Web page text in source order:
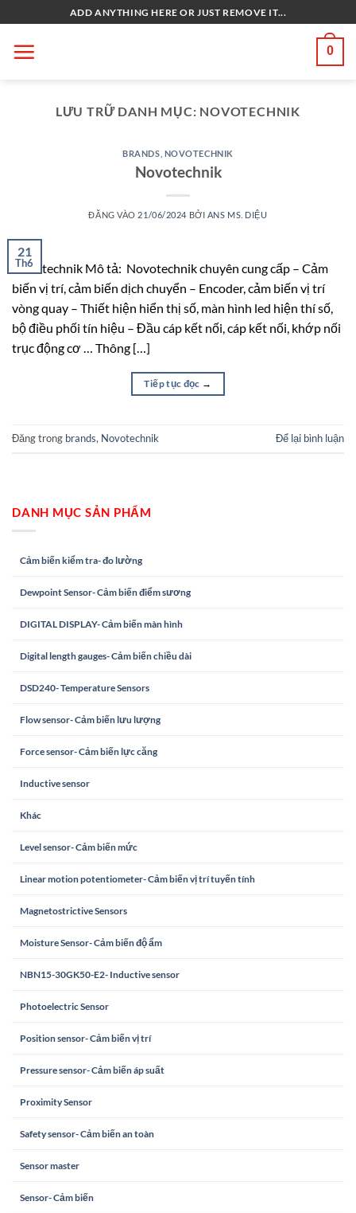
qua
nội
ADD ANYTHING HERE OR JUST REMOVE IT...
0
LƯU TRỮ DANH MỤC: NOVOTECHNIK
BRANDS NOVOTECHNIK
Novotechnik
ĐĂNG VÀO 21/06/2024 BỞI ANS MS. DIỆU
21
Th6
Novotechnik Mô tả: Novotechnik chuyên cung cấp – Cảm
biến vị trí, cảm biến dịch chuyển – Encoder, cảm biến vị trí
vòng quay – Thiết hiện hiển thị số, màn hình led hiện thí số,
bộ điều phối tín hiệu – Đầu cáp kết nối, cáp kết nối, khớp nối
trục động cơ … Thông […]
Tiếp tục đọc →
Đăng trong brands, Novotechnik Để lại bình luận
DANH MỤC SẢN PHẨM
Cảm biến kiểm tra- đo lường
Dewpoint Sensor- Cảm biến điểm sương
DIGITAL DISPLAY- Cảm biến màn hình
Digital length gauges- Cảm biến chiều dài
DSD240- Temperature Sensors
Flow sensor- Cảm biến lưu lượng
Force sensor- Cảm biến lực căng
Inductive sensor
Khác
Level sensor- Cảm biến mức
Linear motion potentiometer- Cảm biến vị trí tuyến tính
Magnetostrictive Sensors
Moisture Sensor- Cảm biến độ ẩm
NBN15-30GK50-E2- Inductive sensor
Photoelectric Sensor
Position sensor- Cảm biến vị trí
Pressure sensor- Cảm biến áp suất
Proximity Sensor
Safety sensor- Cảm biến an toàn
Sensor master
Sensor- Cảm biến